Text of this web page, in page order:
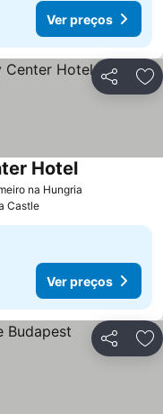
Ver preços
Partilhar
na Hungria
Hotel
Castle
Ver preços
Partilhar